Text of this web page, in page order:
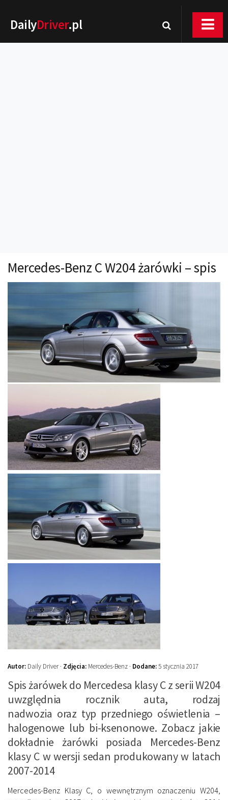
DailyDriver.pl
Technika jazdy
Oświetlenie
Przelicznik mocy
Auto z niemiec
Galerie
Mercedes-Benz C W204 żarówki – spis
Autor: Daily Driver · Zdjęcia: Mercedes-Benz · Dodane:5 stycznia 2017
Spis żarówek do Mercedesa klasy C z serii W204
uwzględnia rocznik auta, rodzaj
nadwozia oraz typ przedniego oświetlenia –
halogenowe lub bi-ksenonowe. Zobacz jakie
dokładnie żarówki posiada Mercedes-Benz
klasy C w wersji sedan produkowany w latach
2007-2014
Mercedes-Benz Klasy C, o wewnętrznym oznaczeniu W204,